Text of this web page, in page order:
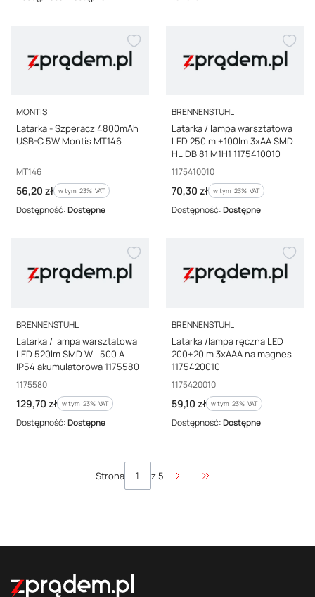
PRODUCENT
MONTIS
Latarka - Szperacz 4800mAh
USB-C 5W Montis MT146
Kod producenta
MT146
Cena brutto
56,20 zł w tym %s VAT
w tym 23% VAT
Dostępność:Dostępne
PRODUCENT
BRENNENSTUHL
Latarka / lampa warsztatowa
LED 250lm +100lm 3xAA SMD
HL DB 81 M1H1 1175410010
Kod producenta
1175410010
Cena brutto
70,30 zł w tym %s VAT
w tym 23% VAT
Dostępność:Dostępne
PRODUCENT
BRENNENSTUHL
Latarka / lampa warsztatowa
LED 520lm SMD WL 500 A
IP54 akumulatorowa 1175580
Kod producenta
1175580
Cena brutto
129,70 zł w tym %s VAT
w tym 23% VAT
Dostępność:Dostępne
PRODUCENT
BRENNENSTUHL
Latarka /lampa ręczna LED
200+20lm 3xAAA na magnes
1175420010
Kod producenta
1175420010
Cena brutto
59,10 zł w tym %s VAT
w tym 23% VAT
Dostępność:Dostępne
Strona z 5
Przejdź do ostatniej